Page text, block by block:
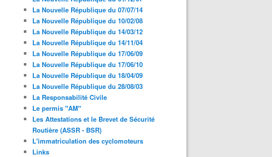
La Nouvelle République du 07/07/14
La Nouvelle République du 10/02/08
La Nouvelle République du 14/03/12
La Nouvelle République du 14/11/04
La Nouvelle République du 17/06/09
La Nouvelle République du 17/06/10
La Nouvelle République du 18/04/09
La Nouvelle République du 28/08/03
La Responsabilité Civile
Le permis "AM"
Les Attestations et le Brevet de Sécurité
Routière (ASSR - BSR)
L'immatriculation des cyclomoteurs
Links